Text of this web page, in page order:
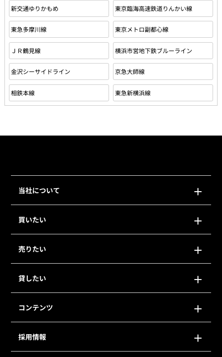
新交通ゆりかもめ 東京臨海高速鉄道りんかい線
東急多摩川線 東京メトロ副都心線
ＪＲ鶴見線 横浜市営地下鉄ブルーライン
金沢シーサイドライン 京急大師線
相鉄本線 東急新横浜線
当社について
買いたい
売りたい
貸したい
コンテンツ
採用情報